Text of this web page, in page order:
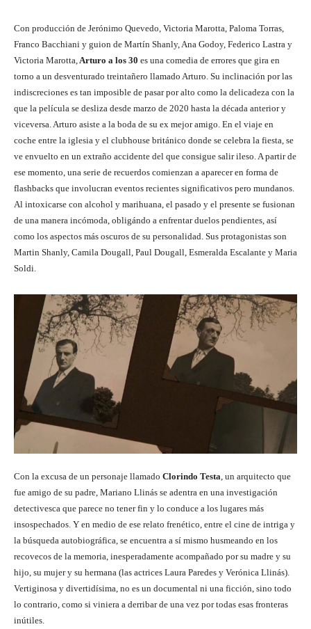
Con producción de Jerónimo Quevedo, Victoria Marotta, Paloma Torras,
Franco Bacchiani y guion de Martín Shanly, Ana Godoy, Federico Lastra y
Victoria Marotta, Arturo a los 30 es una comedia de errores que gira en
torno a un desventurado treintañero llamado Arturo. Su inclinación por las
indiscreciones es tan imposible de pasar por alto como la delicadeza con la
que la película se desliza desde marzo de 2020 hasta la década anterior y
viceversa. Arturo asiste a la boda de su ex mejor amigo. En el viaje en
coche entre la iglesia y el clubhouse británico donde se celebra la fiesta, se
ve envuelto en un extraño accidente del que consigue salir ileso. A partir de
ese momento, una serie de recuerdos comienzan a aparecer en forma de
flashbacks que involucran eventos recientes significativos pero mundanos.
Al intoxicarse con alcohol y marihuana, el pasado y el presente se fusionan
de una manera incómoda, obligándo a enfrentar duelos pendientes, así
como los aspectos más oscuros de su personalidad. Sus protagonistas son
Martin Shanly, Camila Dougall, Paul Dougall, Esmeralda Escalante y Maria
Soldi.
Con la excusa de un personaje llamado Clorindo Testa, un arquitecto que
fue amigo de su padre, Mariano Llinás se adentra en una investigación
detectivesca que parece no tener fin y lo conduce a los lugares más
insospechados. Y en medio de ese relato frenético, entre el cine de intriga y
la búsqueda autobiográfica, se encuentra a sí mismo husmeando en los
recovecos de la memoria, inesperadamente acompañado por su madre y su
hijo, su mujer y su hermana (las actrices Laura Paredes y Verónica Llinás).
Vertiginosa y divertidísima, no es un documental ni una ficción, sino todo
lo contrario, como si viniera a derribar de una vez por todas esas fronteras
inútiles.